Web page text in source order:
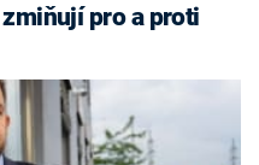
pro a proti